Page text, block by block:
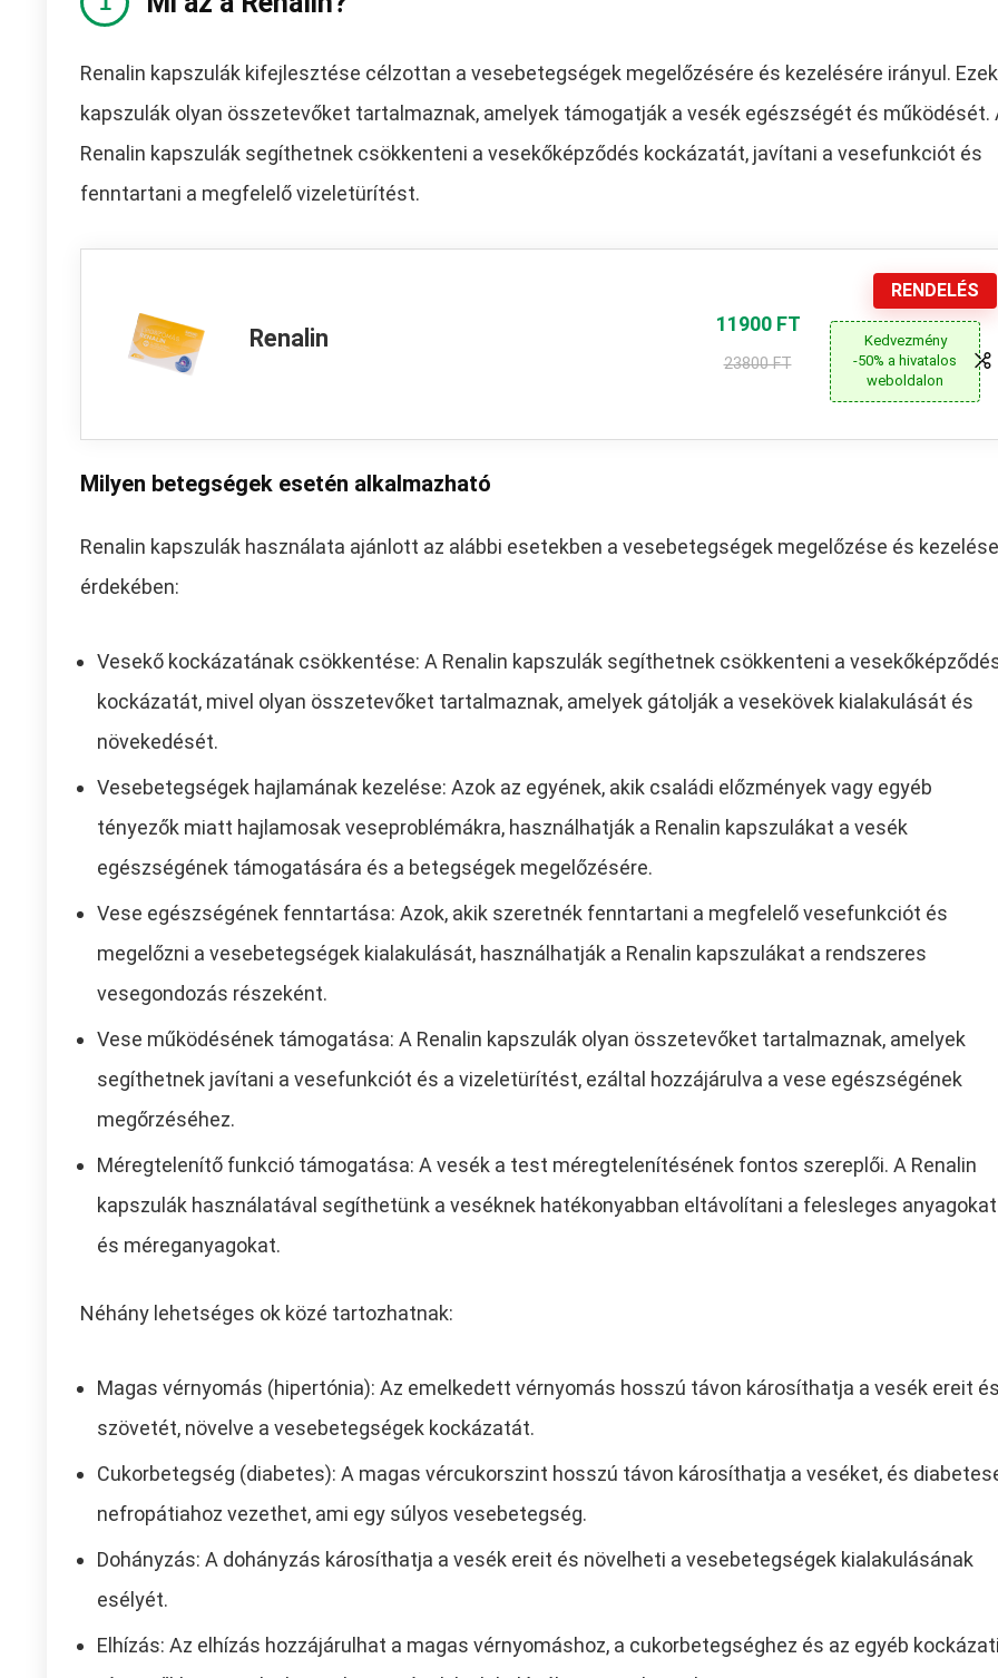
Renalin kapszulák kifejlesztése célzottan a vesebetegségek megelőzésére és kezelésére irányul.
kapszulák olyan összetevőket tartalmaznak, amelyek támogatják a vesék egészségét és működését.
Renalin kapszulák segíthetnek csökkenteni a vesekőképződés kockázatát, javítani a vesefunkciót és
fenntartani a megfelelő vizeletürítést.
Renalin
11900 FT
23800 FT
RENDELÉS
Kedvezmény
-50% a hivatalos
weboldalon
Milyen betegségek esetén alkalmazható
Renalin kapszulák használata ajánlott az alábbi esetekben a vesebetegségek megelőzése és kezelése
érdekében:
Vesekő kockázatának csökkentése: A Renalin kapszulák segíthetnek csökkenteni a
kockázatát, mivel olyan összetevőket tartalmaznak, amelyek gátolják a vesekövek kialakulását és
növekedését.
Vesebetegségek hajlamának kezelése: Azok az egyének, akik családi előzmények vagy egyéb
tényezők miatt hajlamosak veseproblémákra, használhatják a Renalin kapszulákat a vesék
egészségének támogatására és a betegségek megelőzésére.
Vese egészségének fenntartása: Azok, akik szeretnék fenntartani a megfelelő vesefunkciót és
megelőzni a vesebetegségek kialakulását, használhatják a Renalin kapszulákat a rendszeres
vesegondozás részeként.
Vese működésének támogatása: A Renalin kapszulák olyan összetevőket tartalmaznak, amelyek
segíthetnek javítani a vesefunkciót és a vizeletürítést, ezáltal hozzájárulva a vese egészségének
megőrzéséhez.
Méregtelenítő funkció támogatása: A vesék a test méregtelenítésének fontos szereplői. A Renalin
kapszulák használatával segíthetünk a veséknek hatékonyabban eltávolítani a felesleges anyagokat
és méreganyagokat.
Néhány lehetséges ok közé tartozhatnak:
Magas vérnyomás (hipertónia): Az emelkedett vérnyomás hosszú távon károsíthatja a vesék ereit
szövetét, növelve a vesebetegségek kockázatát.
Cukorbetegség (diabetes): A magas vércukorszint hosszú távon károsíthatja a veséket, és
nefropátiahoz vezethet, ami egy súlyos vesebetegség.
Dohányzás: A dohányzás károsíthatja a vesék ereit és növelheti a vesebetegségek kialakulásának
esélyét.
Elhízás: Az elhízás hozzájárulhat a magas vérnyomáshoz, a cukorbetegséghez és az egyéb